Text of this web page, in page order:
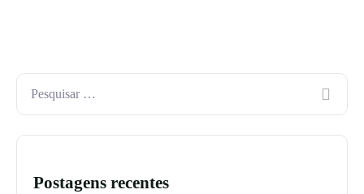
Postagens recentes